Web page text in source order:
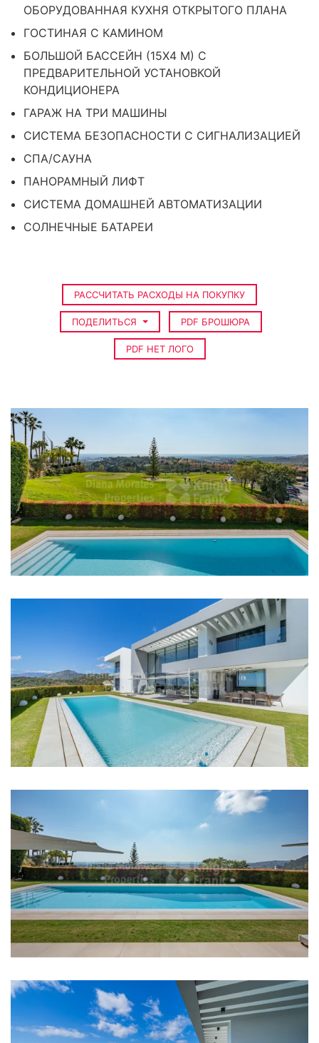
ОБОРУДОВАННАЯ КУХНЯ ОТКРЫТОГО ПЛАНА
ГОСТИНАЯ С КАМИНОМ
БОЛЬШОЙ БАССЕЙН (15X4 М) С
ПРЕДВАРИТЕЛЬНОЙ УСТАНОВКОЙ
КОНДИЦИОНЕРА
ГАРАЖ НА ТРИ МАШИНЫ
СИСТЕМА БЕЗОПАСНОСТИ С СИГНАЛИЗАЦИЕЙ
СПА/САУНА
ПАНОРАМНЫЙ ЛИФТ
СИСТЕМА ДОМАШНЕЙ АВТОМАТИЗАЦИИ
СОЛНЕЧНЫЕ БАТАРЕИ
РАССЧИТАТЬ РАСХОДЫ НА ПОКУПКУ
ПОДЕЛИТЬСЯ PDF БРОШЮРА
PDF НЕТ ЛОГО